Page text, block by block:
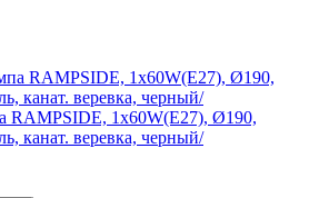
RAMPSIDE, 1х60W(E27), Ø190,
канат. веревка, черный/